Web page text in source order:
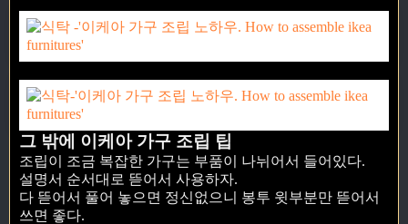
그 밖에 이케아 가구 조립 팁
조립이 조금 복잡한 가구는 부품이 나뉘어서 들어있다.
설명서 순서대로 뜯어서 사용하자.
다 뜯어서 풀어 놓으면 정신없으니 봉투 윗부분만 뜯어서
쓰면 좋다.